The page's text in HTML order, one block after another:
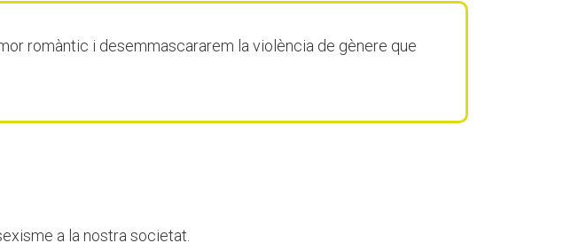
romàntic i desemmascararem la violència de gènere que
a la nostra societat.